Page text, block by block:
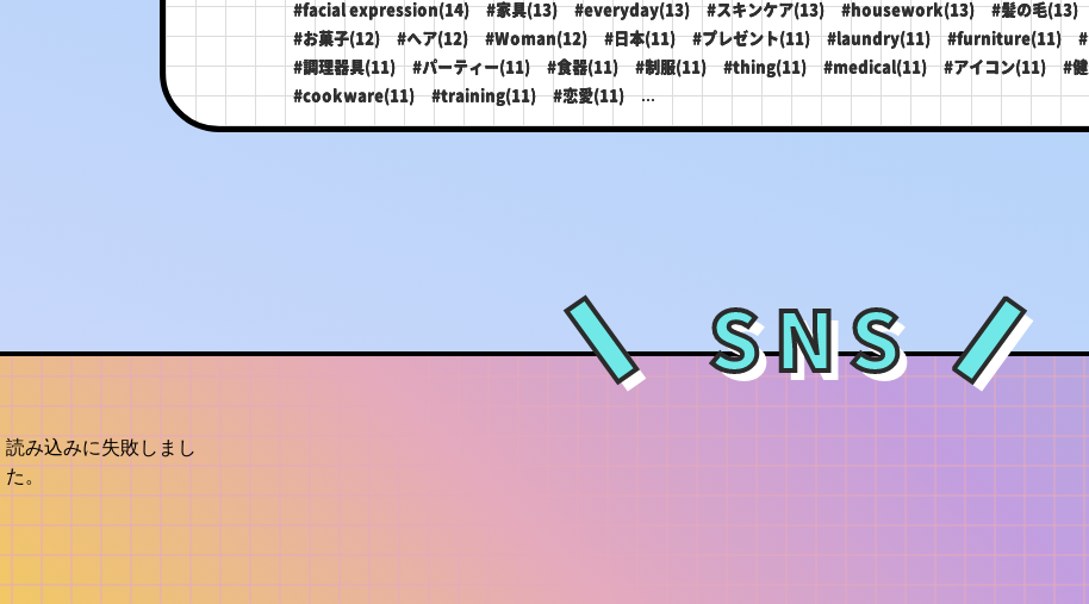
#facial expression(14)
#家具(13) #everyday(13) #スキンケア(13) #housework(13) #髪の毛(13)
#お菓子(12)
#ヘア(12) #Woman(12) #日本(11) #プレゼント(11) #laundry(11) #furniture(11)
#調理器具(11)
#パーティー(11) #食器(11) #制服(11) #thing(11) #medical(11) #アイコン(11) #
#cookware(11)
#training(11) #恋愛(11) ...
＼SNS／
読み込みに失敗しまし
た。